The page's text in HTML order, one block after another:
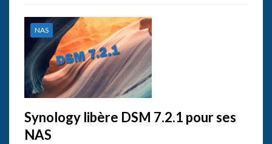
NAS
Synology libère DSM 7.2.1 pour ses
NAS